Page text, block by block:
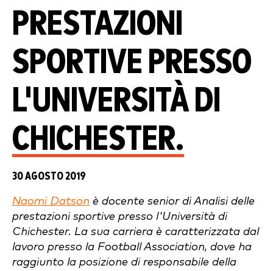
PRESTAZIONI
SPORTIVE PRESSO
L'UNIVERSITÀ DI
CHICHESTER.
30 AGOSTO 2019
Naomi Datson è docente senior di Analisi delle
prestazioni sportive presso l'Università di
Chichester. La sua carriera è caratterizzata dal
lavoro presso la Football Association, dove ha
raggiunto la posizione di responsabile della